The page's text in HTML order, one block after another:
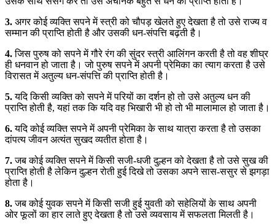
3. अगर कोई व्यक्ति सपने में स्त्री को चौपड़ खेलते हुए देखता है तो उसे राज्य व
सम्मान की प्राप्ति होती है और उसकी धन-संपत्ति बढ़ती है।
4.जिस पुरुष को सपने में गौरे रंग की सुंदर स्त्री आलिंगन करती है तो वह शीघ्र
ही धनवान हो जाता है। जो पुरुष सपने में अपनी प्रेमिका का त्याग करता है उसे
विरासत में अतुल्य धन-संपत्ति की प्राप्ति होती है।
5.यदि किसी व्यक्ति को सपने में परियों का दर्शन हो तो उसे अतुल्य धन की
प्राप्ति होती है, यहां तक कि यदि वह भिखारी भी हो तो भी मालामाल हो जाता है।
6.यदि कोई व्यक्ति सपने में अपनी प्रेमिका के साथ यात्रा करता है तो उसका
दांपत्य जीवन अत्यंत सुखद व्यतीत होता है।
7.जब कोई व्यक्ति सपने में किसी सजी-धजी दुल्हन को देखता है तो उसे सुख की
प्राप्ति होती है लेकिन दुल्हन रोती हुई दिखे तो उसका अपने सास-ससुर से झगड़ा
होता है।
8.जब कोई युवक सपने में किसी सजी हुई युवती को सहेलियों के साथ अपनी
ओर फूलों का हार लाते हुए देखता है तो उसे व्यवसाय में सफलता मिलती है।